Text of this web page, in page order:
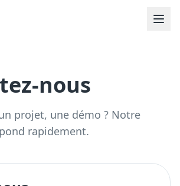
nous
projet, une démo ? Notre
rapidement.